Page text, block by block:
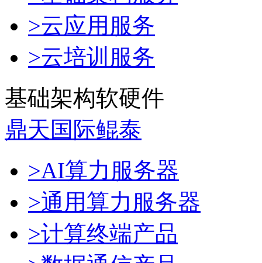
>云应用服务
>云培训服务
基础架构软硬件
鼎天国际鲲泰
>AI算力服务器
>通用算力服务器
>计算终端产品